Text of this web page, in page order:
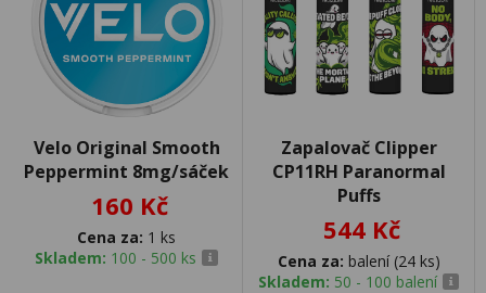
Velo Original Smooth
Peppermint 8mg/sáček
160 Kč
Cena za: 1 ks
Skladem: 100 - 500 ks
Zapalovač Clipper
CP11RH Paranormal
Puffs
544 Kč
Cena za: balení (24 ks)
Skladem: 50 - 100 balení